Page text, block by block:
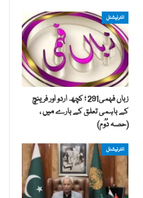
انٹرنیشنل
زباں فہمی291 ؛ کچھ اردو اور فرینچ
کے باہمی تعلق کے بارے میں ،
(حصہ دُوُم)
انٹرنیشنل